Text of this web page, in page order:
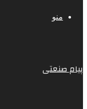
منو
پیام صنعتی